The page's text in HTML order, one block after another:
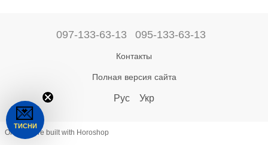
097-133-63-13 095-133-63-13
Контакты
Полная версия сайта
Рус Укр
Online store built with Horoshop
💌
ТИСНИ